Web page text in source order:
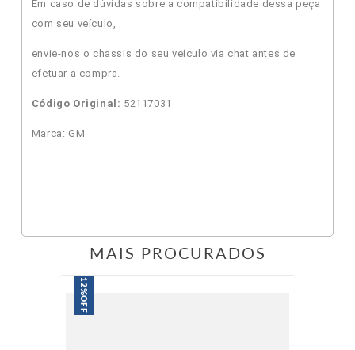
Em caso de dúvidas sobre a compatibilidade dessa peça
com seu veículo,
envie-nos o chassis do seu veículo via chat antes de
efetuar a compra.
Código Original: 52117031
Marca: GM
MAIS PROCURADOS
12%
OFF